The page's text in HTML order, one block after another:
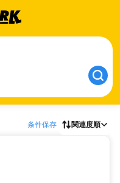
条件保存 関連度順